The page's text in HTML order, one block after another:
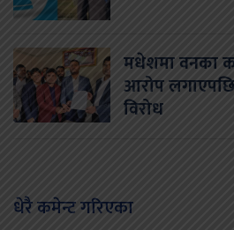
मधेशमा वनका
आरोप
विरोध
धेरै कमेन्ट गरिएका